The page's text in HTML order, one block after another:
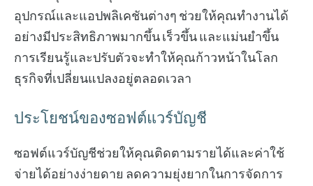
อุปกรณ์และแอปพลิเคชันต่างๆ ช่วยให้คุณทำงานได้
อย่างมีประสิทธิภาพมากขึ้น เร็วขึ้น และแม่นยำขึ้น
การเรียนรู้และปรับตัวจะทำให้คุณก้าวหน้าในโลก
ธุรกิจที่เปลี่ยนแปลงอยู่ตลอดเวลา
ประโยชน์ของซอฟต์แวร์บัญชี
ซอฟต์แวร์บัญชีช่วยให้คุณติดตามรายได้และค่าใช้
จ่ายได้อย่างง่ายดาย ลดความยุ่งยากในการจัดการ